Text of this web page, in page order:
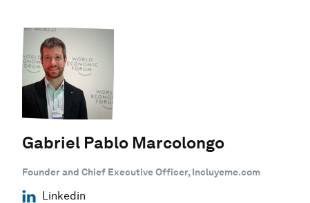
Gabriel Pablo Marcolongo
Founder and Chief Executive Officer, Incluyeme.com
Linkedin